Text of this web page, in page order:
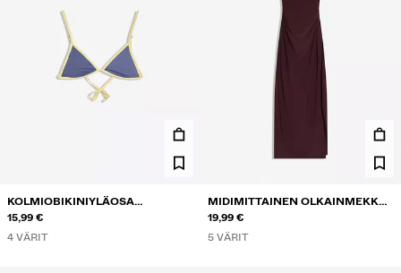
KOLMIOBIKINIYLÄOSA
KONTRASTILLA
15,99 €
4 VÄRIT
MIDIMITTAINEN OLKAINMEKKO
RYPYTYKSELLÄ
19,99 €
5 VÄRIT